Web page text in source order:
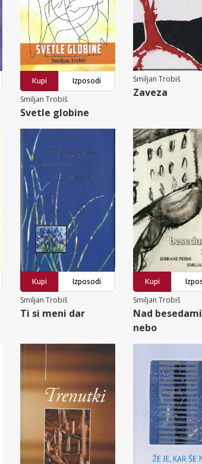
Kupi
Izposodi
Smiljan Trobiš
Svetle globine
Smiljan Trobiš
Zaveza
Kupi
Izposodi
Smiljan Trobiš
Ti si meni dar
Kupi
Smiljan Trobiš
Nad
nebo